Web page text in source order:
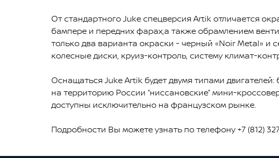
От стандартного Juke спецверсия Artik отличается
бампере и передних фарах,а также обрамлением
только два варианта окраски - черный «Noir Mеtal» и
колесные диски, круиз-контроль, систему климат-
Оснащаться Juke Artik будет двумя типами
на территорию России “ниссановские” мини-
доступны исключительно на французском рынке.
Подробности Вы можете узнать по телефону +7 (812)